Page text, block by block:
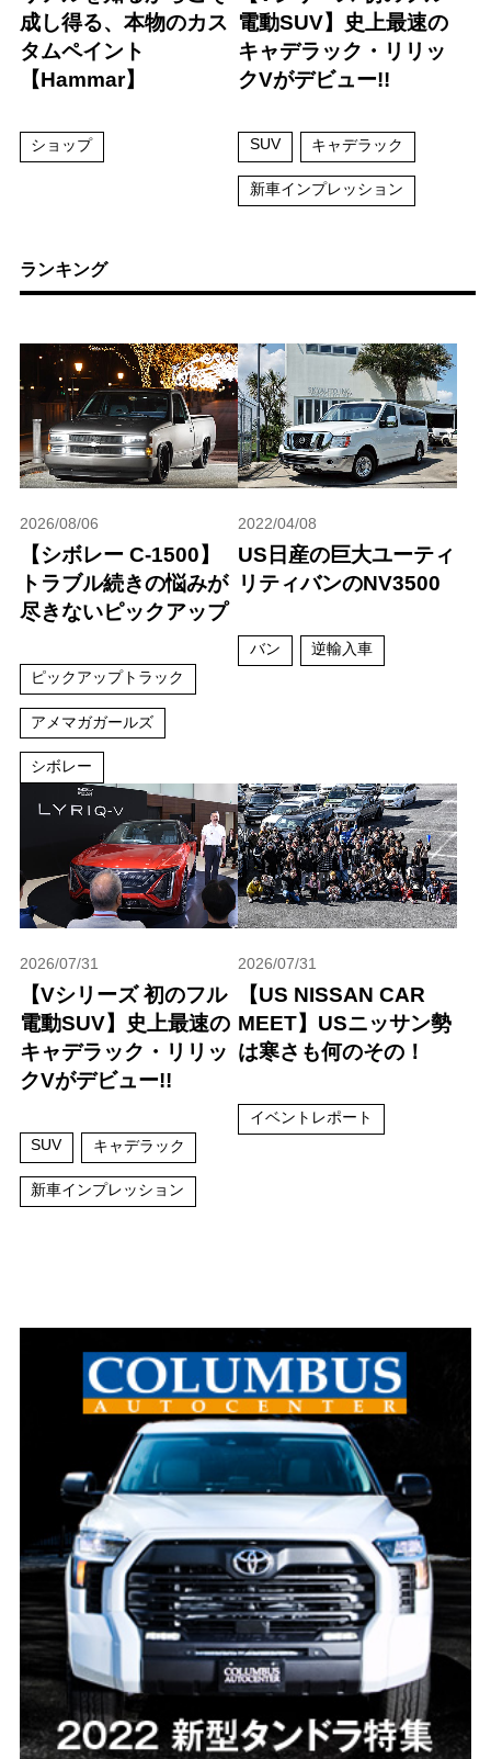
成し得る、本物のカス
タムペイント
【Hammar】
ショップ
電動SUV】史上最速の
キャデラック・リリッ
クVがデビュー!!
SUV キャデラック
新車インプレッション
ランキング
2026/08/06
【シボレー C-1500】
トラブル続きの悩みが
尽きないピックアップ
ピックアップトラック
アメマガガールズ
シボレー
2022/04/08
US日産の巨大ユーティ
リティバンのNV3500
バン 逆輸入車
2026/07/31
【Vシリーズ 初のフル
電動SUV】史上最速の
キャデラック・リリッ
クVがデビュー!!
SUV キャデラック
新車インプレッション
2026/07/31
【US NISSAN CAR
MEET】USニッサン勢
は寒さも何のその！
イベントレポート